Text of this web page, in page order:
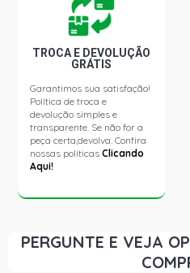
TROCA E DEVOLUÇÃO
GRÁTIS
Garantimos sua satisfação!
Política de troca e
devolução simples e
transparente. Se não for a
peça certa,devolva. Confira
nossas políticasClicando
Aqui!
PERGUNTE E VEJA